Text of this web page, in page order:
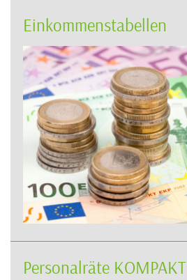
Einkommenstabellen
Personalräte KOMPAKT